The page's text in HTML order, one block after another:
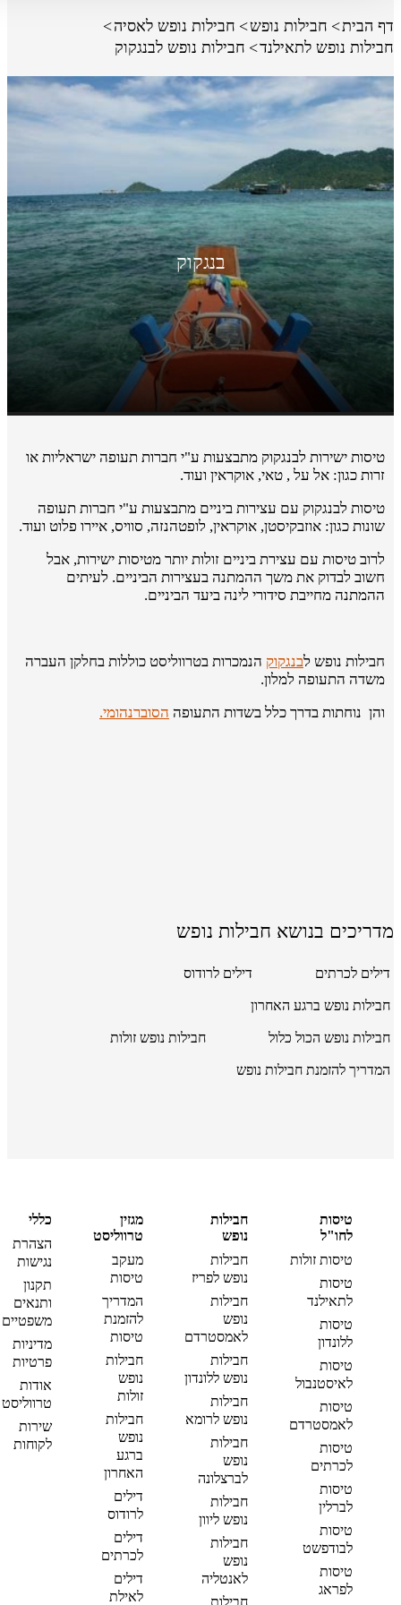
דף הבית חבילות נופש
חבילות נופש לאסיה
חבילות נופש לתאילנד
חבילות נופש לבנגקוק
בנגקוק
טיסות ישירות לבנגקוק מתבצעות ע"י חברות תעופה ישראליות או
זרות כגון: אל על , טאי, אוקראין ועוד.
טיסות לבנגקוק עם עצירות ביניים מתבצעות ע"י חברות תעופה
שונות כגון: אוזבקיסטן, אוקראין, לופטהנזה, סוויס, איירו פלוט ועוד.
לרוב טיסות עם עצירת ביניים זולות יותר מטיסות ישירות, אבל
חשוב לבדוק את משך ההמתנה בעצירות הביניים. לעיתים
ההמתנה מחייבת סידורי לינה ביעד הביניים.
חבילות נופש לבנגקוק הנמכרות בטרווליסט כוללות בחלקן העברה
משדה התעופה למלון.
והן נוחתות בדרך כלל בשדות התעופה הסוברנהומי.
מדריכים בנושא חבילות נופש
דילים לכרתים דילים לרודוס
חבילות נופש ברגע האחרון
חבילות נופש הכול כלול חבילות נופש זולות
המדריך להזמנת חבילות נופש
טיסות
לחו"ל
טיסות זולות
טיסות
לתאילנד
טיסות
ללונדון
טיסות
לאיסטנבול
טיסות
לאמסטרדם
טיסות
לכרתים
טיסות
לברלין
טיסות
לבודפשט
טיסות
לפראג
חבילות
נופש
חבילות
נופש לפריז
חבילות
נופש
לאמסטרדם
חבילות
נופש ללונדון
חבילות
נופש לרומא
חבילות
נופש
לברצלונה
חבילות
נופש ליוון
חבילות
נופש
לאנטליה
מגזין
טרווליסט
מעקב
טיסות
המדריך
להזמנת
טיסות
חבילות
נופש
זולות
חבילות
נופש
ברגע
האחרון
דילים
לרודוס
דילים
לכרתים
דילים
לאילת
כללי
הצהרת
נגישות
תקנון
ותנאים
משפטיים
מדיניות
פרטיות
אודות
טרווליסט
שירות
לקוחות